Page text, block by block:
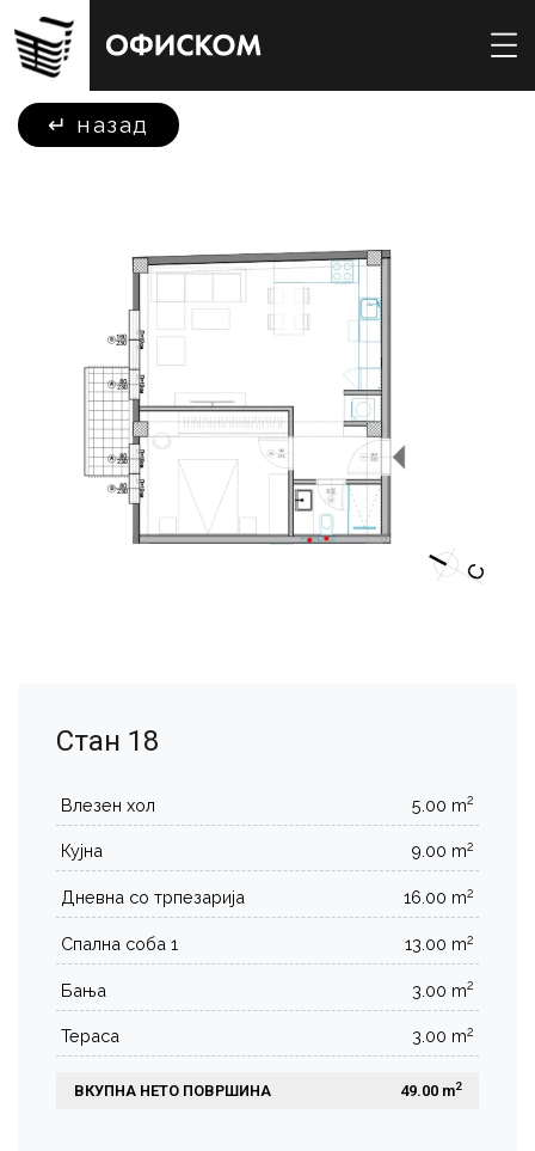
↵ назад
Стан 18
Влезен хол 5.00 m2
Кујна 9.00 m2
Дневна со трпезарија 16.00 m2
Спална соба 1 13.00 m2
Бања 3.00 m2
Тераса 3.00 m2
ВКУПНА НЕТО ПОВРШИНА 49.00 m2